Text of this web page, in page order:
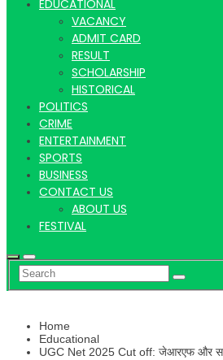
EDUCATIONAL
VACANCY
ADMIT CARD
RESULT
SCHOLARSHIP
HISTORICAL
POLITICS
CRIME
ENTERTAINMENT
SPORTS
BUSINESS
CONTACT US
ABOUT US
FESTIVAL
Home
Educational
UGC Net 2025 Cut off: जेआरएफ और